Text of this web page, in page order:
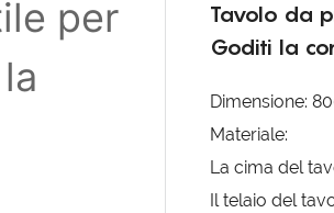
Tavolo da
Goditi la
Dimensione:
Materiale:
La cima del
Il telaio del